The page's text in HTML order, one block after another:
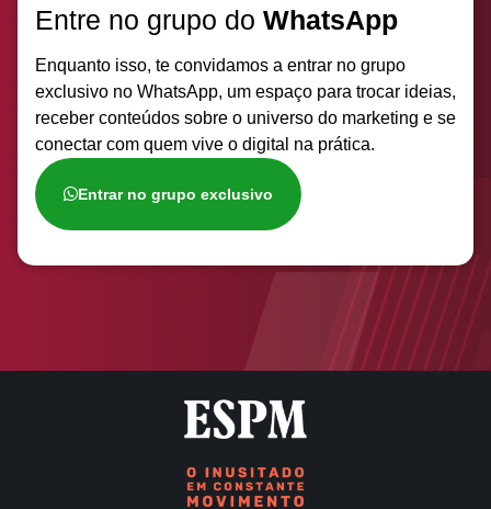
Entre no grupo do WhatsApp
Enquanto isso, te convidamos a entrar no grupo
exclusivo no WhatsApp, um espaço para trocar ideias,
receber conteúdos sobre o universo do marketing e se
conectar com quem vive o digital na prática.
Entrar no grupo exclusivo